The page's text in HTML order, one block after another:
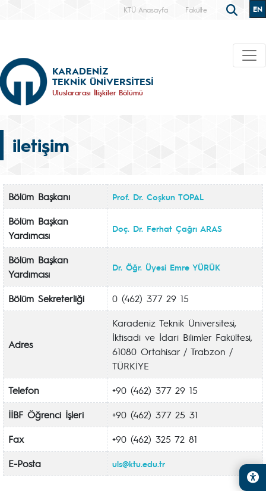
KTÜ Anasayfa Fakülte EN
KARADENİZ
TEKNİK ÜNİVERSİTESİ
Uluslararası İlişkiler Bölümü
iletişim
Bölüm Başkanı Prof. Dr. Coşkun TOPAL
Bölüm Başkan
Yardımcısı
Doç. Dr. Ferhat Çağrı ARAS
Bölüm Başkan
Yardımcısı
Dr. Öğr. Üyesi Emre YÜRÜK
Bölüm Sekreterliği 0 (462) 377 29 15
Adres
Karadeniz Teknik Üniversitesi,
İktisadi ve İdari Bilimler Fakültesi,
61080 Ortahisar / Trabzon /
TÜRKİYE
Telefon
+90 (462) 377 29 15
İİBF Öğrenci İşleri
+90 (462) 377 25 31
Fax
+90 (462) 325 72 81
E-Posta
uls@ktu.edu.tr